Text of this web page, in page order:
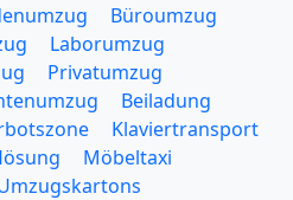
Büroumzug
Laborumzug
Privatumzug
Beiladung
Klaviertransport
Möbeltaxi